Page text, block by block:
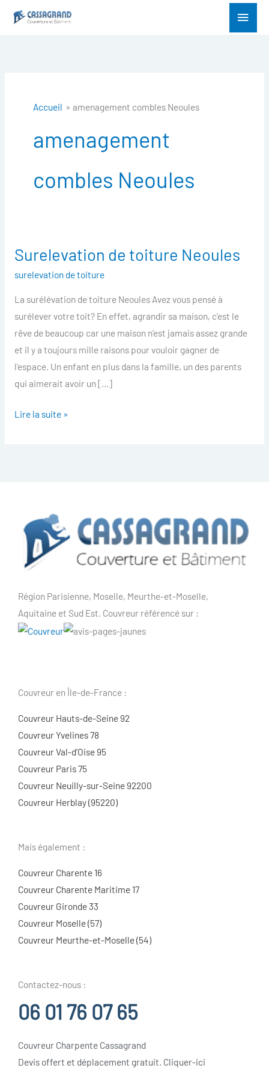
Menu
Accueil amenagement combles Neoules
amenagement
combles Neoules
Surelevation de toiture Neoules
surelevation de toiture
La surélévation de toiture Neoules Avez vous pensé à
surélever votre toit? En effet, agrandir sa maison, c’est le
rêve de beaucoup car une maison n’est jamais assez grande
et il y a toujours mille raisons pour vouloir gagner de
l’espace. Un enfant en plus dans la famille, un des parents
qui aimerait avoir un […]
Surelevation
Neoules
Lire la suite »
Région Parisienne, Moselle, Meurthe-et-Moselle,
Aquitaine et Sud Est. Couvreur référencé sur :
Couvreur en Île-de-France :
Couvreur Hauts-de-Seine 92
Couvreur Yvelines 78
Couvreur Val-d’Oise 95
Couvreur Paris 75
Couvreur Neuilly-sur-Seine 92200
Couvreur Herblay (95220)
Mais également :
Couvreur Charente 16
Couvreur Charente Maritime 17
Couvreur Gironde 33
Couvreur Moselle (57)
Couvreur Meurthe-et-Moselle (54)
Contactez-nous :
06 01 76 07 65
Couvreur Charpente Cassagrand
Devis offert et déplacement gratuit. Cliquer-ici